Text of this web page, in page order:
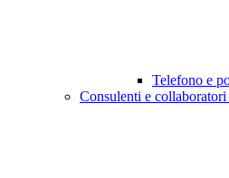
Telefono e
Consulenti e collaboratori